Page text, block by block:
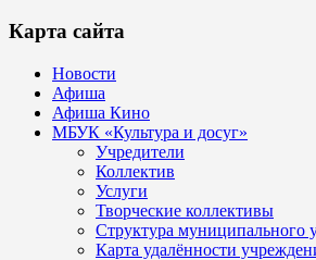
Карта сайта
Новости
Афиша
Афиша Кино
МБУК «Культура и досуг»
Учредители
Коллектив
Услуги
Творческие коллективы
Структура муниципального
Карта удалённости